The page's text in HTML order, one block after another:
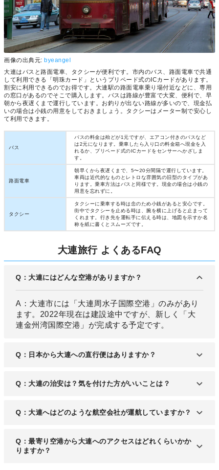
画像の出典元: byeangel
大連はバスと路面電車、タクシーが便利です。市内のバス、路面電車で共通
して利用できる「明珠カード」というプリペード式のICカードがあります。
割安に利用できるのでお得です。大連駅の路面電車乗り場付近などに、専用
の窓口があるのでそこで購入します。バスは路線が豊富で大変、便利で、早
朝から夜遅くまで運行しています。お釣りが出ない路線が多いので、現金払
いの場合は小銭の用意をしておきましょう。タクシーはメーター制で安心し
て利用できます。
バス
バスの料金は殆どが1元ですが、エアコン付きのバスなど
は2元になります。乗車したら入り口の料金箱へ現金を入
れるか、プリペード式のICカードをセンサーへかざしま
す。
路面電車
朝早くから夜遅くまで、5〜20分間隔で運行しています。
車両は近代的なものとレトロな雰囲気の旧型のタイプがあ
ります。乗車方法はバスと同様です。現金の場合は小銭の
用意を忘れずに。
タクシー
タクシーに乗車する時は念のため小銭があると安心です。
街中でタクシーを止める時は、腕を横に上げると止まって
くれます。行き先を運転手に伝える時は、地図を示すか名
称を紙に書くとスムーズです。
大連旅行 よくあるFAQ
Q：大連にはどんな空港がありますか？
A：大連市には「大連周水子国際空港」のみがあり
ます。2022年現在は建設途中ですが、新しく「大
連金州湾国際空港」が完成する予定です。
Q：日本から大連への直行便はありますか？
A：日本からは東京・名古屋・大阪などの大都市近
Q：大連の治安は？気を付けた方がいいことは？
A：国内では治安の良い都市ですが、軽犯罪は多め
Q：大連へはどのような航空会社が運航していますか？
A：日本からは日本航空や全日本空輸、中国国内で
は中国国際航空 (エア チャイナ)、中国東方航空、中
Q：最寄り空港から大連へのアクセスはどれくらいかか
りますか？